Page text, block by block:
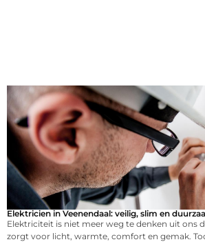
Elektricien in Veenendaal: veilig, slim en
Elektriciteit is niet meer weg te denken uit ons
zorgt voor licht, warmte, comfort en gemak.